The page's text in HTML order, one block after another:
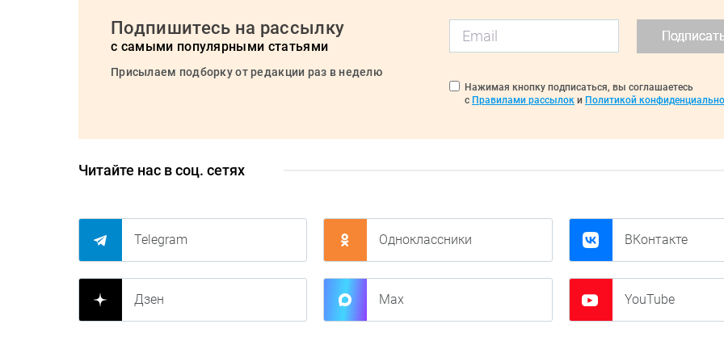
Подпишитесь на рассылку
с самыми популярными статьями
Присылаем подборку от редакции раз в неделю
Нажимая кнопку подписаться, вы соглашаетесь
с Правилами рассылок и Политикой
Читайте нас в соц. сетях
Telegram Одноклассники ВКонтакте
Дзен Max YouTube